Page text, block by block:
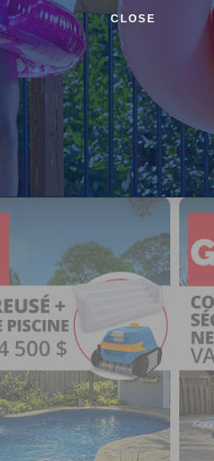
pour les profondeurs
en cours
les piscines hors terre,
de piscines creusées et
CLOSE